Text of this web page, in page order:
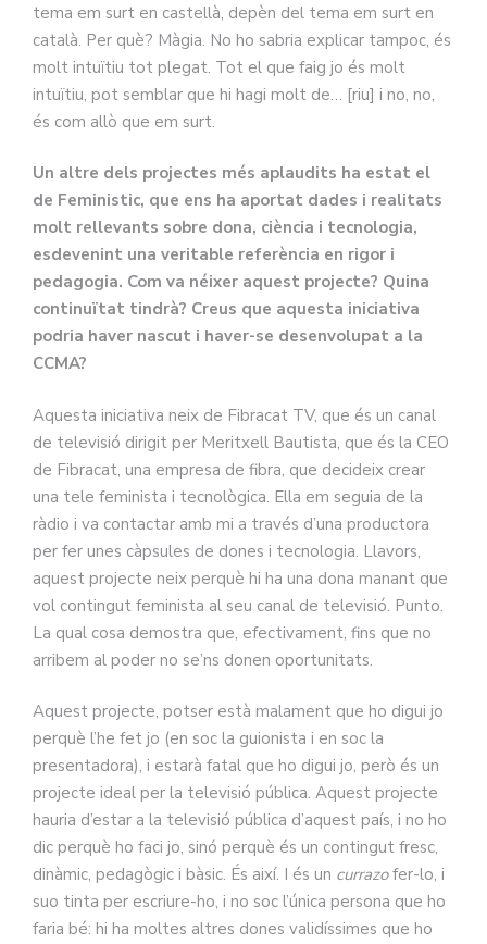
tema em surt en castellà, depèn del tema em surt en
català. Per què? Màgia. No ho sabria explicar tampoc, és
molt intuïtiu tot plegat. Tot el que faig jo és molt
intuïtiu, pot semblar que hi hagi molt de… [riu] i no, no,
és com allò que em surt.
Un altre dels projectes més aplaudits ha estat el
de Feministic, que ens ha aportat dades i realitats
molt rellevants sobre dona, ciència i tecnologia,
esdevenint una veritable referència en rigor i
pedagogia. Com va néixer aquest projecte? Quina
continuïtat tindrà? Creus que aquesta iniciativa
podria haver nascut i haver-se desenvolupat a la
CCMA?
Aquesta iniciativa neix de Fibracat TV, que és un canal
de televisió dirigit per Meritxell Bautista, que és la CEO
de Fibracat, una empresa de fibra, que decideix crear
una tele feminista i tecnològica. Ella em seguia de la
ràdio i va contactar amb mi a través d’una productora
per fer unes càpsules de dones i tecnologia. Llavors,
aquest projecte neix perquè hi ha una dona manant que
vol contingut feminista al seu canal de televisió. Punto.
La qual cosa demostra que, efectivament, fins que no
arribem al poder no se’ns donen oportunitats.
Aquest projecte, potser està malament que ho digui jo
perquè l’he fet jo (en soc la guionista i en soc la
presentadora), i estarà fatal que ho digui jo, però és un
projecte ideal per la televisió pública. Aquest projecte
hauria d’estar a la televisió pública d’aquest país, i no ho
dic perquè ho faci jo, sinó perquè és un contingut fresc,
dinàmic, pedagògic i bàsic. És així. I és un currazofer-lo, i
suo tinta per escriure-ho, i no soc l’única persona que ho
faria bé: hi ha moltes altres dones validíssimes que ho